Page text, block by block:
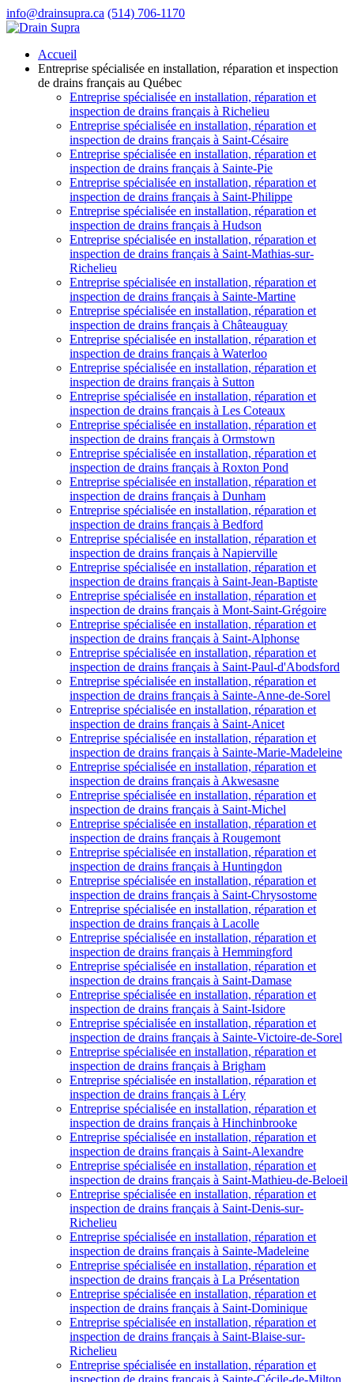
info@drainsupra.ca (514) 706-1170
Accueil
Entreprise spécialisée en installation, réparation et inspection
de drains français au Québec
Entreprise spécialisée en installation, réparation et
inspection de drains français à Richelieu
Entreprise spécialisée en installation, réparation et
inspection de drains français à Saint-Césaire
Entreprise spécialisée en installation, réparation et
inspection de drains français à Sainte-Pie
Entreprise spécialisée en installation, réparation et
inspection de drains français à Saint-Philippe
Entreprise spécialisée en installation, réparation et
inspection de drains français à Hudson
Entreprise spécialisée en installation, réparation et
inspection de drains français à Saint-Mathias-sur-
Richelieu
Entreprise spécialisée en installation, réparation et
inspection de drains français à Sainte-Martine
Entreprise spécialisée en installation, réparation et
inspection de drains français à Châteauguay
Entreprise spécialisée en installation, réparation et
inspection de drains français à Waterloo
Entreprise spécialisée en installation, réparation et
inspection de drains français à Sutton
Entreprise spécialisée en installation, réparation et
inspection de drains français à Les Coteaux
Entreprise spécialisée en installation, réparation et
inspection de drains français à Ormstown
Entreprise spécialisée en installation, réparation et
inspection de drains français à Roxton Pond
Entreprise spécialisée en installation, réparation et
inspection de drains français à Dunham
Entreprise spécialisée en installation, réparation et
inspection de drains français à Bedford
Entreprise spécialisée en installation, réparation et
inspection de drains français à Napierville
Entreprise spécialisée en installation, réparation et
inspection de drains français à Saint-Jean-Baptiste
Entreprise spécialisée en installation, réparation et
inspection de drains français à Mont-Saint-Grégoire
Entreprise spécialisée en installation, réparation et
inspection de drains français à Saint-Alphonse
Entreprise spécialisée en installation, réparation et
inspection de drains français à Saint-Paul-d'Abodsford
Entreprise spécialisée en installation, réparation et
inspection de drains français à Sainte-Anne-de-Sorel
Entreprise spécialisée en installation, réparation et
inspection de drains français à Saint-Anicet
Entreprise spécialisée en installation, réparation et
inspection de drains français à Sainte-Marie-Madeleine
Entreprise spécialisée en installation, réparation et
inspection de drains français à Akwesasne
Entreprise spécialisée en installation, réparation et
inspection de drains français à Saint-Michel
Entreprise spécialisée en installation, réparation et
inspection de drains français à Rougemont
Entreprise spécialisée en installation, réparation et
inspection de drains français à Huntingdon
Entreprise spécialisée en installation, réparation et
inspection de drains français à Saint-Chrysostome
Entreprise spécialisée en installation, réparation et
inspection de drains français à Lacolle
Entreprise spécialisée en installation, réparation et
inspection de drains français à Hemmingford
Entreprise spécialisée en installation, réparation et
inspection de drains français à Saint-Damase
Entreprise spécialisée en installation, réparation et
inspection de drains français à Saint-Isidore
Entreprise spécialisée en installation, réparation et
inspection de drains français à Sainte-Victoire-de-Sorel
Entreprise spécialisée en installation, réparation et
inspection de drains français à Brigham
Entreprise spécialisée en installation, réparation et
inspection de drains français à Léry
Entreprise spécialisée en installation, réparation et
inspection de drains français à Hinchinbrooke
Entreprise spécialisée en installation, réparation et
inspection de drains français à Saint-Alexandre
Entreprise spécialisée en installation, réparation et
inspection de drains français à Saint-Mathieu-de-Beloeil
Entreprise spécialisée en installation, réparation et
inspection de drains français à Saint-Denis-sur-
Richelieu
Entreprise spécialisée en installation, réparation et
inspection de drains français à Sainte-Madeleine
Entreprise spécialisée en installation, réparation et
inspection de drains français à La Présentation
Entreprise spécialisée en installation, réparation et
inspection de drains français à Saint-Dominique
Entreprise spécialisée en installation, réparation et
inspection de drains français à Saint-Blaise-sur-
Richelieu
Entreprise spécialisée en installation, réparation et
inspection de drains français à Sainte-Cécile-de-Milton